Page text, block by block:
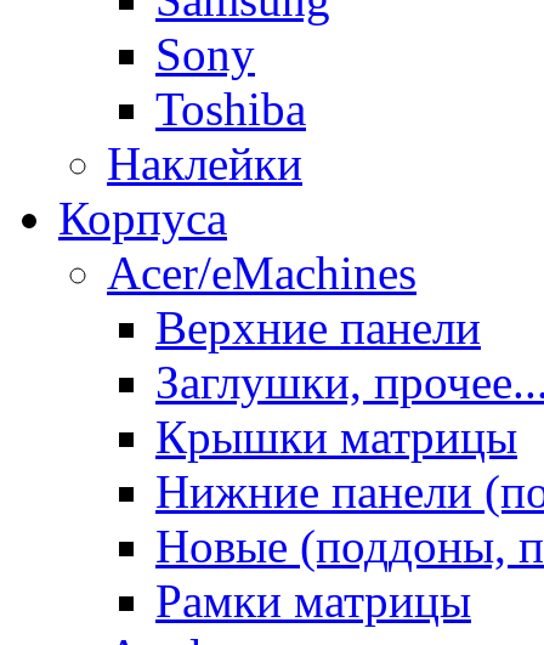
Sony
Toshiba
Наклейки
Корпуса
Acer/eMachines
Верхние панели
Заглушки,
Крышки матрицы
Нижние панели
Новые (поддоны,
Рамки матрицы